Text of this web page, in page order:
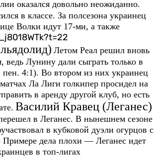
оказался довольно неожиданно.
в классе. За полсезона украинец
Волки идут 17-ми, а также
Летом Реал решил вновь
ведь Лунину дали сыграть только в
4:1). Во втором из них украинец
Ла Лиги голкипер просидел на
в аренду другой клуб, но есть
Василий Кравец (Леганес)
в Леганес. В нынешнем сезоне
в кубковой дуэли огурцов с
дела плохи — Леганес идет
в топ-лигах